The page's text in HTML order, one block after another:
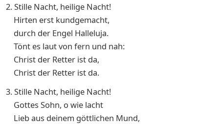
2. Stille Nacht, heilige Nacht!
Hirten erst kundgemacht,
durch der Engel Halleluja.
Tönt es laut von fern und nah:
Christ der Retter ist da,
Christ der Retter ist da.
3. Stille Nacht, heilige Nacht!
Gottes Sohn, o wie lacht
Lieb aus deinem göttlichen Mund,